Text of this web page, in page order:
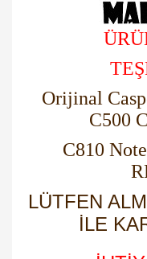
Orijinal
C500
C810
LÜTFEN
İLE